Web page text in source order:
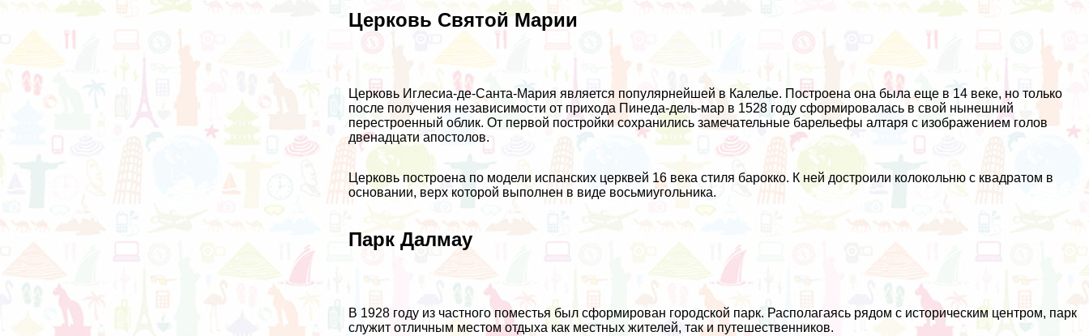
Церковь Святой Марии
Церковь Иглесиа-де-Санта-Мария является популярнейшей в Калелье. Построена она была еще в 14 веке, но только
после получения независимости от прихода Пинеда-дель-мар в 1528 году сформировалась в свой нынешний
перестроенный облик. От первой постройки сохранились замечательные барельефы алтаря с изображением голов
двенадцати апостолов.
Церковь построена по модели испанских церквей 16 века стиля барокко. К ней достроили колокольню с квадратом в
основании, верх которой выполнен в виде восьмиугольника.
Парк Далмау
В 1928 году из частного поместья был сформирован городской парк. Располагаясь рядом с историческим центром, парк
служит отличным местом отдыха как местных жителей, так и путешественников.